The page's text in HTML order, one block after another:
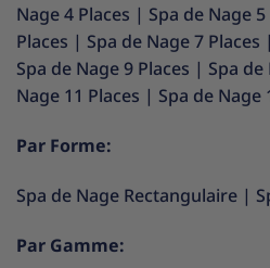
Nage 4 Places | Spa de Nage 5
Places | Spa de Nage 7 Places |
Spa de Nage 9 Places | Spa de
Nage 11 Places | Spa de Nage
Par Forme:
Spa de Nage Rectangulaire |
Par Gamme: